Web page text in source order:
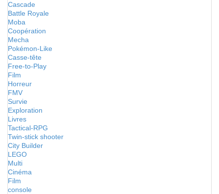
Cascade
Battle Royale
Moba
Coopération
Mecha
Pokémon-Like
Casse-tête
Free-to-Play
Film
Horreur
FMV
Survie
Exploration
Livres
Tactical-RPG
Twin-stick shooter
City Builder
LEGO
Multi
Cinéma
Film
console